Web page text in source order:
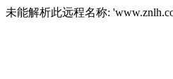
未能解析此远程名称: